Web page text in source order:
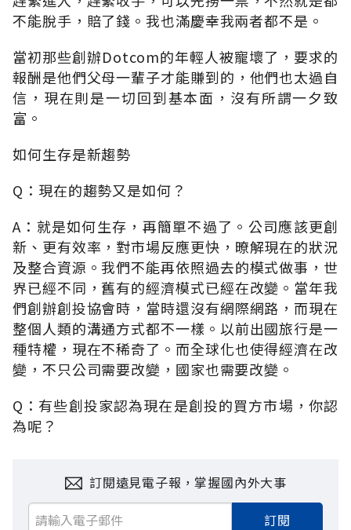
不能脫手，賠了錢。我也滿慶幸我兩者都不是。
當初那些創辦Dotcom的年輕人被寵壞了，要求的
報酬是他們父母一輩子才能賺到的，他們也太過自
信，現在則是一切回到基本面，沒有所謂一夕致
富。
如何生存是新趨勢
Q：現在的趨勢又是如何？
A：就是如何生存，再簡單不過了。公司應該更創
新、更有效率，對市場反應更快，暸解現在的狀況
及整合資源。我們不能再依照過去的模式做事，世
界已經不同，舊有的經濟模式已經在改變。當年我
們創辦創投協會時，當時還沒有網際網路，而現在
整個人類的溝通方式都不一樣。以前出國旅行是一
種特權，現在不稀奇了。而全球化也使得經濟在改
變，不只公司需要改變，國家也需要改變。
Q：有些創投家認為現在是創投的買方市場，你認
為呢？
訂閱遠見電子報，掌握國內外大事
訂閱